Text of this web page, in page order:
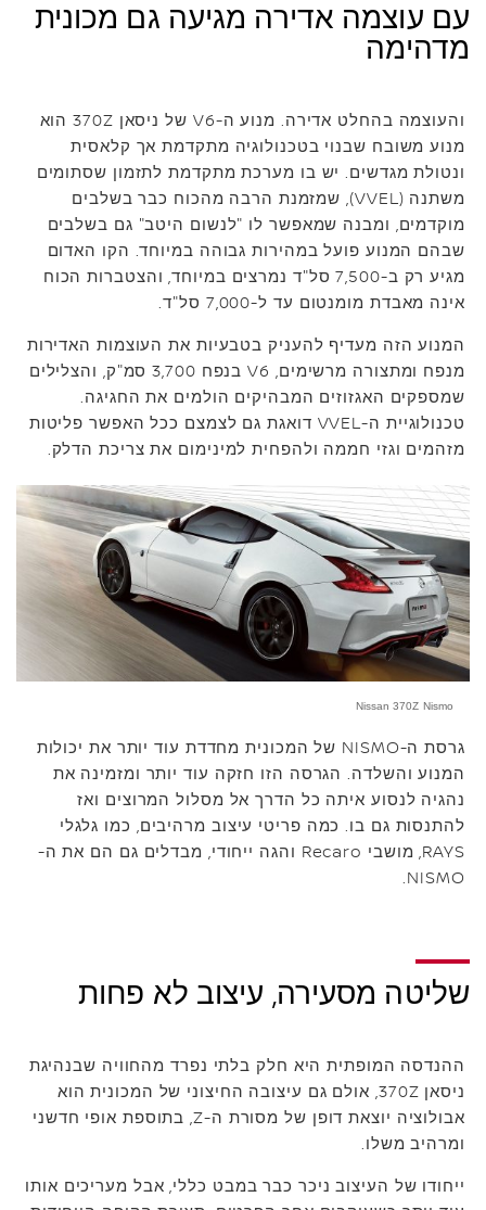
עם עוצמה אדירה מגיעה גם מכונית
מדהימה
והעוצמה בהחלט אדירה. מנוע ה-V6 של ניסאן 370Z הוא
מנוע משובח שבנוי בטכנולוגיה מתקדמת אך קלאסית
ונטולת מגדשים. יש בו מערכת מתקדמת לתזמון שסתומים
משתנה (VVEL), שמזמנת הרבה מהכוח כבר בשלבים
מוקדמים, ומבנה שמאפשר לו "לנשום היטב" גם בשלבים
שבהם המנוע פועל במהירות גבוהה במיוחד. הקו האדום
מגיע רק ב-7,500 סל"ד נמרצים במיוחד, והצטברות הכוח
אינה מאבדת מומנטום עד ל-7,000 סל"ד.
המנוע הזה מעדיף להעניק בטבעיות את העוצמות האדירות
מנפח ומתצורה מרשימים, V6 בנפח 3,700 סמ"ק, והצלילים
שמספקים האגזוזים המבהיקים הולמים את החגיגה.
טכנולוגיית ה-VVEL דואגת גם לצמצם ככל האפשר פליטות
מזהמים וגזי חממה ולהפחית למינימום את צריכת הדלק.
Nissan 370Z Nismo
גרסת ה-NISMO של המכונית מחדדת עוד יותר את יכולות
המנוע והשלדה. הגרסה הזו חזקה עוד יותר ומזמינה את
נהגיה לנסוע איתה כל הדרך אל מסלול המרוצים ואז
להתנסות גם בו. כמה פריטי עיצוב מרהיבים, כמו גלגלי
RAYS, מושבי Recaro והגה ייחודי, מבדלים גם הם את ה-
NISMO.
שליטה מסעירה, עיצוב לא פחות
ההנדסה המופתית היא חלק בלתי נפרד מהחוויה שבנהיגת
ניסאן 370Z, אולם גם עיצובה החיצוני של המכונית הוא
אבולוציה יוצאת דופן של מסורת ה-Z, בתוספת אופי חדשני
ומרהיב משלו.
ייחודו של העיצוב ניכר כבר במבט כללי, אבל מעריכים אותו